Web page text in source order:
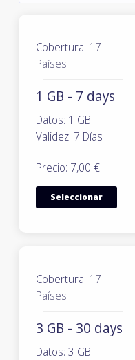
Cobertura: 17
Países
1 GB - 7 days
Datos: 1 GB
Validez: 7 Días
Precio: 7,00 €
Seleccionar
Cobertura: 17
Países
3 GB - 30 days
Datos: 3 GB